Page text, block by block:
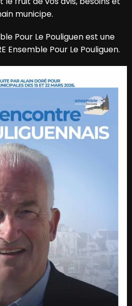
municipe.
Pour Le Pouliguen est une
Ensemble Pour Le Pouliguen.